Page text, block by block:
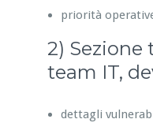
priorità
2) Sezione
team IT,
dettagli